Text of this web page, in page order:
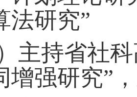
法研究”
主持省社
增强研究”